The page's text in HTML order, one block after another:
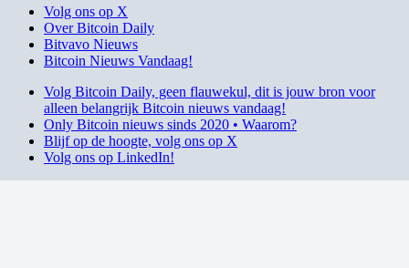
Volg ons op X
Over Bitcoin Daily
Bitvavo Nieuws
Bitcoin Nieuws Vandaag!
Volg Bitcoin Daily, geen flauwekul, dit is jouw bron voor
alleen belangrijk Bitcoin nieuws vandaag!
Only Bitcoin nieuws sinds 2020 • Waarom?
Blijf op de hoogte, volg ons op X
Volg ons op LinkedIn!